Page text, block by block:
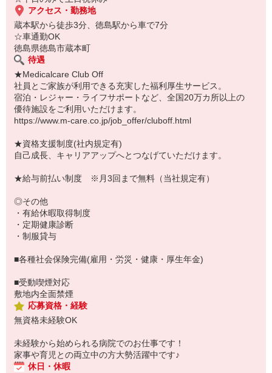
アクセス・勤務地
蔵本駅から徒歩3分、徳島駅から車で7分
☆車通勤OK
徳島県徳島市蔵本町
待遇
★Medicalcare Club Off
社員とご家族が利用できる充実した福利厚生サービス。
宿泊・レジャー・ライフサポートなど、全国20万カ所以上の
優待施設をご利用いただけます。
https://www.m-care.co.jp/job_offer/cluboff.html
★資格支援制度(社内規定有)
自己成長、キャリアアップへとつなげていただけます。
★給与前払い制度 ※月3回まで無料（当社規定有）
◎その他
・有給休暇取得制度
・定期健康診断
・制服貸与
■各種社会保険完備(雇用・労災・健康・厚生年金)
■受動喫煙対応
敷地内全面禁煙
応募資格・経験
無資格未経験OK
未経験から始められる病院でのお仕事です！
家事や育児との両立中の方大勢活躍中です♪
休日・休暇